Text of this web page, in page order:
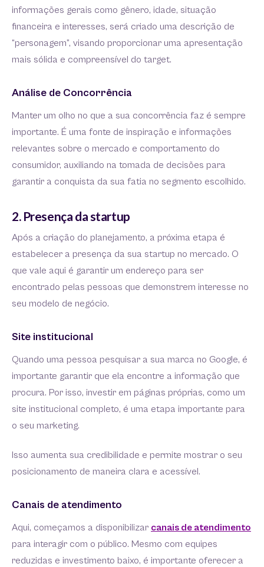
informações gerais como gênero, idade, situação
financeira e interesses, será criado uma descrição de
“personagem”, visando proporcionar uma apresentação
mais sólida e compreensível do target.
Análise de Concorrência
Manter um olho no que a sua concorrência faz é sempre
importante. É uma fonte de inspiração e informações
relevantes sobre o mercado e comportamento do
consumidor, auxiliando na tomada de decisões para
garantir a conquista da sua fatia no segmento escolhido.
2. Presença da startup
Após a criação do planejamento, a próxima etapa é
estabelecer a presença da sua startup no mercado. O
que vale aqui é garantir um endereço para ser
encontrado pelas pessoas que demonstrem interesse no
seu modelo de negócio.
Site institucional
Quando uma pessoa pesquisar a sua marca no Google, é
importante garantir que ela encontre a informação que
procura. Por isso, investir em páginas próprias, como um
site institucional completo, é uma etapa importante para
o seu marketing.
Isso aumenta sua credibilidade e permite mostrar o seu
posicionamento de maneira clara e acessível.
Canais de atendimento
Aqui, começamos a disponibilizar canais de atendimento
para interagir com o público. Mesmo com equipes
reduzidas e investimento baixo, é importante oferecer a